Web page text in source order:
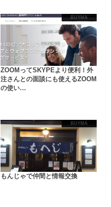
BUYMA
ZOOMってSKYPEより便利！外
注さんとの面談にも使えるZOOM
の使い…
BUYMA
もんじゃで仲間と情報交換